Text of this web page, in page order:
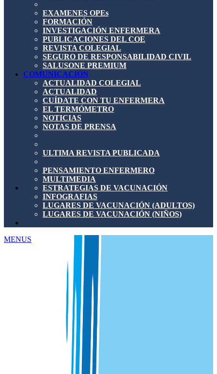
EXAMENES OPEs
FORMACIÓN
INVESTIGACIÓN ENFERMERA
PUBLICACIONES DEL COE
REVISTA COLEGIAL
SEGURO DE RESPONSABILIDAD CIVIL
SALUSONE PREMIUM
COMUNICACIÓN
ACTUALIDAD COLEGIAL
ACTUALIDAD
CUÍDATE CON TU ENFERMERA
EL TERMÓMETRO
NOTICIAS
NOTAS DE PRENSA
ULTIMA REVISTA PUBLICADA
PENSAMIENTO ENFERMERO
MULTIMEDIA
ESTRATEGIAS DE VACUNACIÓN
INFOGRAFIAS
LUGARES DE VACUNACIÓN (ADULTOS)
LUGARES DE VACUNACIÓN (NIÑOS)
MENUS